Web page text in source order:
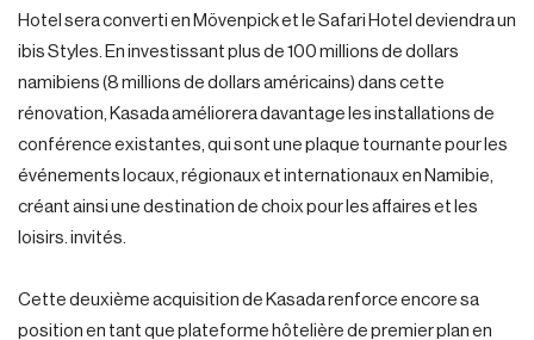
Hotel sera converti en Mövenpick et le Safari Hotel deviendra un
ibis Styles. En investissant plus de 100 millions de dollars
namibiens (8 millions de dollars américains) dans cette
rénovation, Kasada améliorera davantage les installations de
conférence existantes, qui sont une plaque tournante pour les
événements locaux, régionaux et internationaux en Namibie,
créant ainsi une destination de choix pour les affaires et les
loisirs. invités.
Cette deuxième acquisition de Kasada renforce encore sa
position en tant que plateforme hôtelière de premier plan en